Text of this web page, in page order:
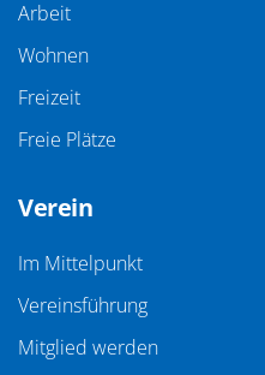
Arbeit
Wohnen
Freizeit
Freie Plätze
Verein
Im Mittelpunkt
Vereinsführung
Mitglied werden